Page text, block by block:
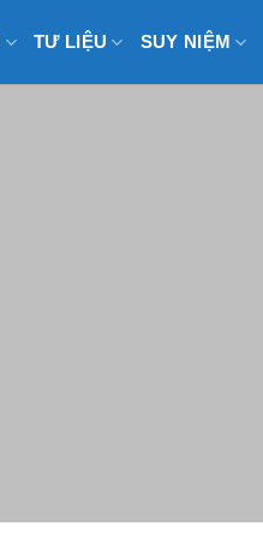
TƯ LIỆU SUY NIỆM